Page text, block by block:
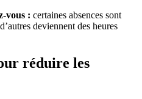
vous : certaines absences sont
deviennent des heures
réduire les